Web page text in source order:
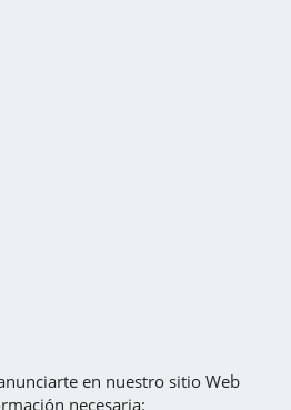
en nuestro sitio Web
necesaria: